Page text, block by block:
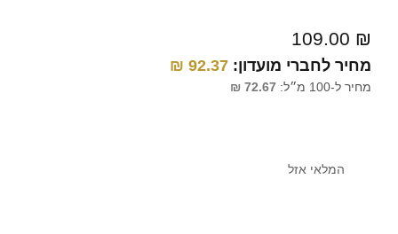
109.00 ₪
מחיר לחברי מועדון: 92.37
₪
מחיר ל-100 מ״ל: 72.67
₪
המלאי אזל